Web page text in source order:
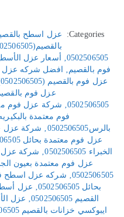
Categories:
عزل اسطح
بالقصيم(0502506505)
0502506505
‚ أسعار عزل الأسطح في
فوم بالقصيم‚ افضل شركه عزل فوم
عزل فوم بالقصيم (0502506505)
عزل فوم
0502506505
‚ شركة عزل فوم معتمدة
فوم معتمدة بالبكيريه
بالرس0502506505
‚ شركة عزل فوم
عزل فوم معتمدة بحائل 0502506505
الخبراء 0502506505
‚ شركة عزل فوم
عزل فوم معتمدة بعيون الجواء
0502506505
‚ شركه عزل اسطح في حائل
بحائل 0502506505
‚ عزل أسطح
القصيم 0502506505
‚ عزل
ايبوكسي خزانات بالقصيم 0502506505